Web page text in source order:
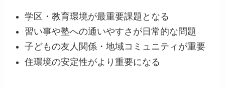
学区・教育環境が最重要課題となる
習い事や塾への通いやすさが日常的な問題
子どもの友人関係・地域コミュニティが重要
住環境の安定性がより重要になる